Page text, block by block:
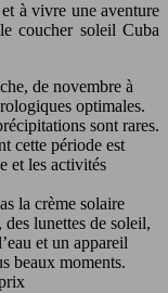
à vivre une aventure
coucher soleil Cuba
de novembre à
optimales.
sont rares.
cette période est
et les activités
la crème solaire
lunettes de soleil,
et un appareil
beaux moments.